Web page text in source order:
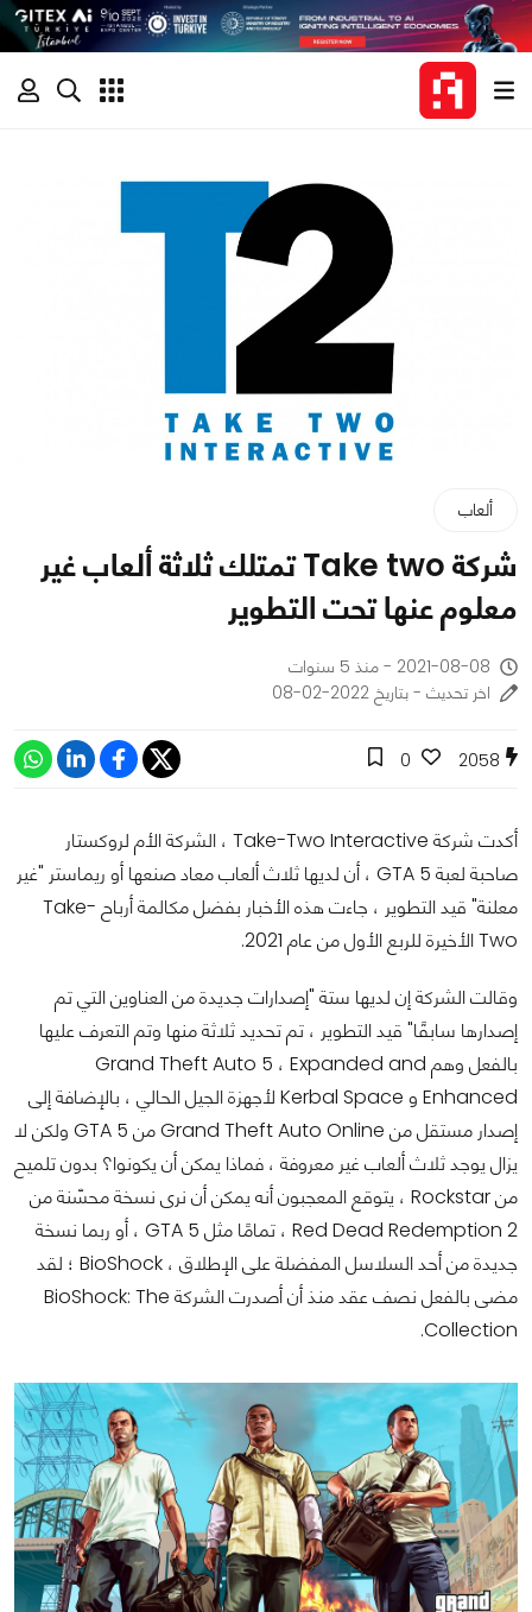
ألعاب
شركة Take two تمتلك ثلاثة ألعاب غير
معلوم عنها تحت التطوير
2021-08-08 - منذ 5 سنوات
اخر تحديث - بتاريخ 2022-02-08
2058
0
أكدت شركة Take-Two Interactive ، الشركة الأم لروكستار
صاحبة لعبة GTA 5 ، أن لديها ثلاث ألعاب معاد صنعها أو ريماستر "غير
معلنة" قيد التطوير ، جاءت هذه الأخبار بفضل مكالمة أرباح Take-
Two الأخيرة للربع الأول من عام 2021.
وقالت الشركة إن لديها ستة "إصدارات جديدة من العناوين التي تم
إصدارها سابقًا" قيد التطوير ، تم تحديد ثلاثة منها وتم التعرف عليها
بالفعل وهم Grand Theft Auto 5 ، Expanded and
Enhanced و Kerbal Space لأجهزة الجيل الحالي ، بالإضافة إلى
إصدار مستقل من Grand Theft Auto Online من GTA 5 ولكن لا
يزال يوجد ثلاث ألعاب غير معروفة ، فماذا يمكن أن يكونوا؟ بدون تلميح
من Rockstar ، يتوقع المعجبون أنه يمكن أن نرى نسخة محسّنة من
Red Dead Redemption 2 ، تمامًا مثل
GTA 5 ، أو ربما نسخة
جديدة من أحد السلاسل المفضلة على الإطلاق ، BioShock ؛ لقد
مضى بالفعل نصف عقد منذ أن أصدرت الشركة BioShock: The
Collection.